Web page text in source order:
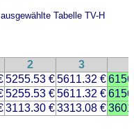
Tabelle TV-H
2 3
5255.53 €5611.32 €
5255.53 €5611.32 €
3113.30 €3313.08 €